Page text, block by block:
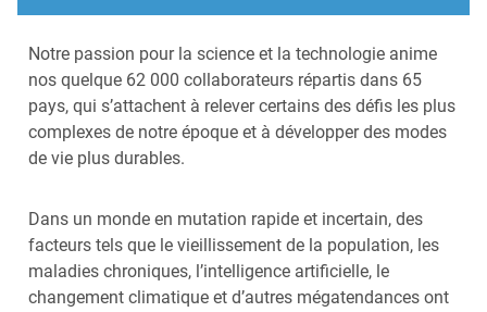
Notre passion pour la science et la technologie anime
nos quelque 62 000 collaborateurs répartis dans 65
pays, qui s’attachent à relever certains des défis les plus
complexes de notre époque et à développer des modes
de vie plus durables.
Dans un monde en mutation rapide et incertain, des
facteurs tels que le vieillissement de la population, les
maladies chroniques, l’intelligence artificielle, le
changement climatique et d’autres mégatendances ont